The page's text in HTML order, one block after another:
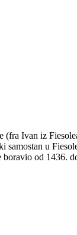
Ivan iz
u
od 1436.